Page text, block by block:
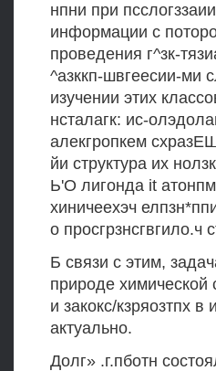
нпни при
информации с
проведения г^зк-
^азккп-швгеесии-ми
изучении этих
нсталагк: ис-
алекгропкем
йи структура их
Ь'О лигонда it
хиничеехэч
о
Б связи с этим,
природе химической
и закокс/кзряозтпх
актуально.
Долг» .г.пботн